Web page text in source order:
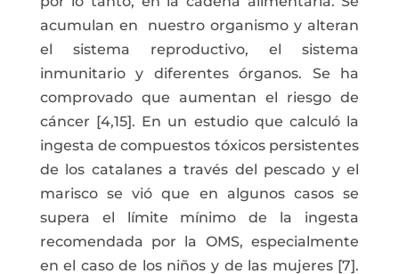
acumulan en nuestro organismo y alteran
el sistema reproductivo, el sistema
inmunitario y diferentes órganos. Se ha
comprovado que aumentan el riesgo de
cáncer [4,15]. En un estudio que calculó la
ingesta de compuestos tóxicos persistentes
de los catalanes a través del pescado y el
marisco se vió que en algunos casos se
supera el límite mínimo de la ingesta
recomendada por la OMS, especialmente
en el caso de los niños y de las mujeres [7].